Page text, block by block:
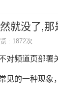
自适应页面。
就没了,
: 1872次
对频道页部
见的一种现